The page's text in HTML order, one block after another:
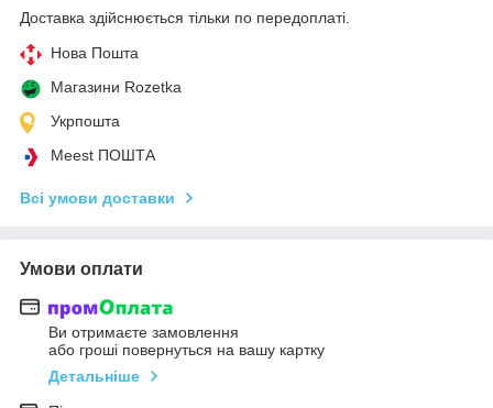
Доставка здійснюється тільки по передоплаті.
Нова Пошта
Магазини Rozetka
Укрпошта
Meest ПОШТА
Всі умови доставки
Умови оплати
Ви отримаєте замовлення
або гроші повернуться на вашу картку
Детальніше